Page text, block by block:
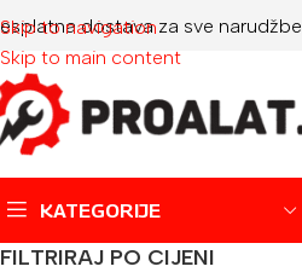
Skip to navigation
Skip to main content
dostava za sve
KATEGORIJE
FILTRIRAJ PO CIJENI